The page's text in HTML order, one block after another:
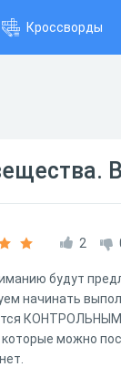
Кроссворды
2
будут
начинать
которые можно